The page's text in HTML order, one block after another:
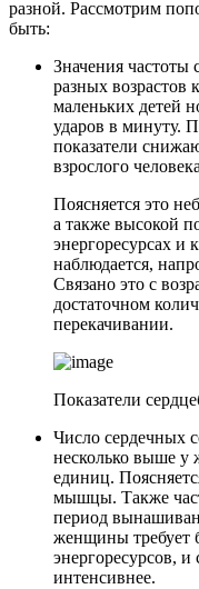
разной. Рассмотрим
быть:
Значения
разных возрастов
маленьких детей
ударов в минуту.
показатели
взрослого
Поясняется это
а также высокой
энергоресурсах
наблюдается,
Связано это с
достаточном
перекачивании.
Показатели
Число сердечных
несколько выше у
единиц.
мышцы. Также
период
женщины требует
энергоресурсов, и
интенсивнее.